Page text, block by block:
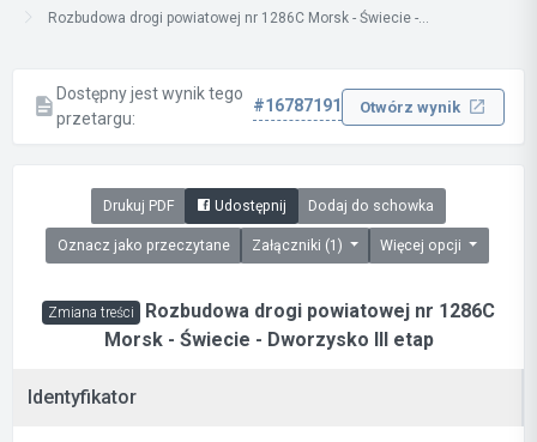
Rozbudowa drogi powiatowej nr 1286C Morsk - Świecie -...
Dostępny jest wynik tego
przetargu:
#16787191 Otwórz wynik
Drukuj PDF Udostępnij Dodaj do schowka
Oznacz jako przeczytane Załączniki (1) Więcej opcji
Zmiana treści Rozbudowa drogi powiatowej nr 1286C
Morsk - Świecie - Dworzysko III etap
Identyfikator